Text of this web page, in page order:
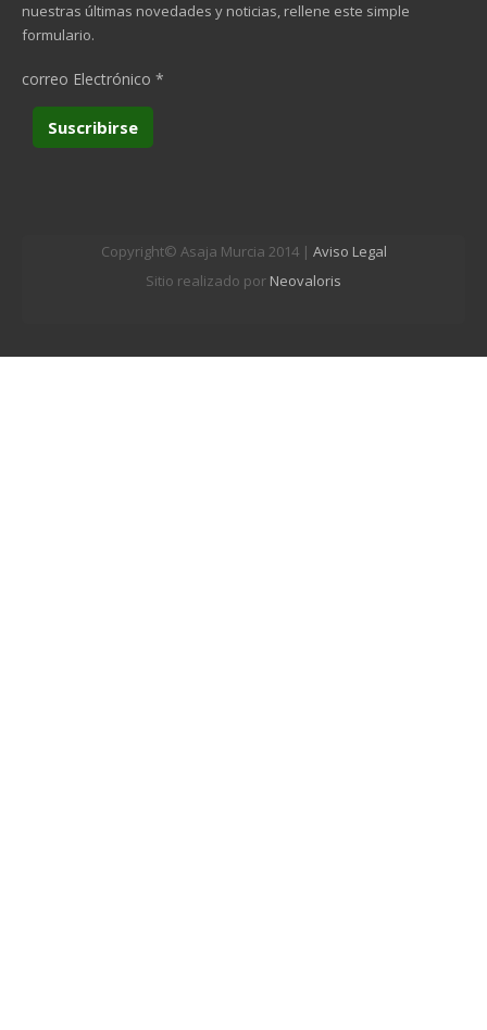
nuestras últimas novedades y noticias, rellene este simple
formulario.
correo Electrónico *
Copyright© Asaja Murcia 2014 | Aviso Legal
Sitio realizado por Neovaloris